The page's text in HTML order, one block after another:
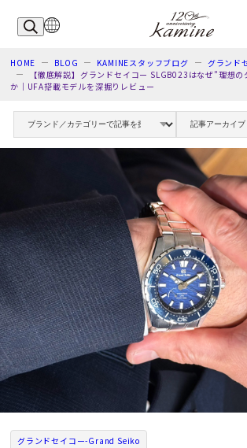
HOME BLOG KAMINEスタッフブログ
グランド
【徹底解説】グランドセイコー SLGB023はなぜ”理想
か｜UFA搭載モデルを深掘りレビュー
グランドセイコー-Grand Seiko